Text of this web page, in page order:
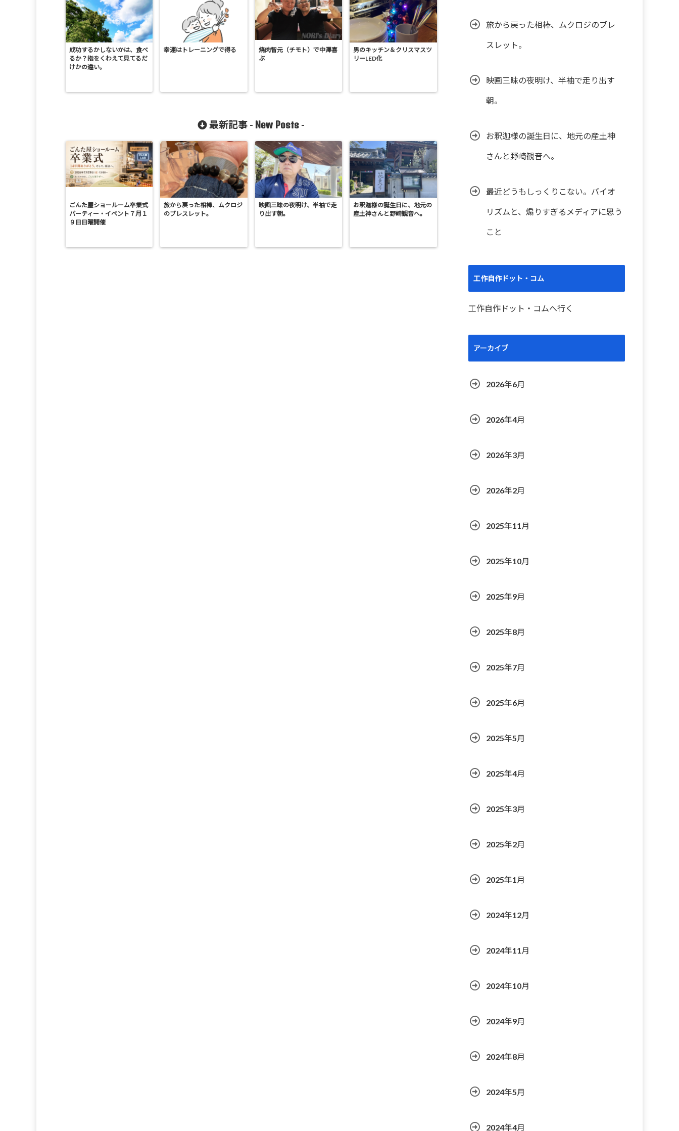
成功するかしないかは、食べ
るか？指をくわえて見てるだ
けかの違い。
幸運はトレーニングで得る
焼肉智元（チモト）で中澤喜
ぶ
男のキッチン＆クリスマスツ
リーLED化
最新記事 - New Posts -
ごんた屋ショールーム卒業式
パーティー・イベント７月１
９日日曜開催
旅から戻った相棒、ムクロジ
のブレスレット。
映画三昧の夜明け、半袖で走
り出す朝。
お釈迦様の誕生日に、地元の
産土神さんと野崎観音へ。
旅から戻った相棒、ムクロジのブレ
スレット。
映画三昧の夜明け、半袖で走り出す
朝。
お釈迦様の誕生日に、地元の産土神
さんと野崎観音へ。
最近どうもしっくりこない。バイオ
リズムと、煽りすぎるメディアに思う
こと
工作自作ドット・コム
工作自作ドット・コムへ行く
アーカイブ
2026年6月
2026年4月
2026年3月
2026年2月
2025年11月
2025年10月
2025年9月
2025年8月
2025年7月
2025年6月
2025年5月
2025年4月
2025年3月
2025年2月
2025年1月
2024年12月
2024年11月
2024年10月
2024年9月
2024年8月
2024年5月
2024年4月